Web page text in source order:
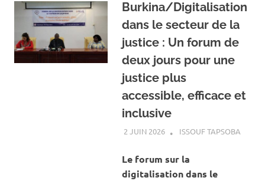
Burkina/Digitalisation
dans le secteur de la
justice : Un forum de
deux jours pour une
justice plus
accessible, efficace et
inclusive
2 JUIN 2026 ISSOUF TAPSOBAA LA
Le forum sur la
digitalisation dans le